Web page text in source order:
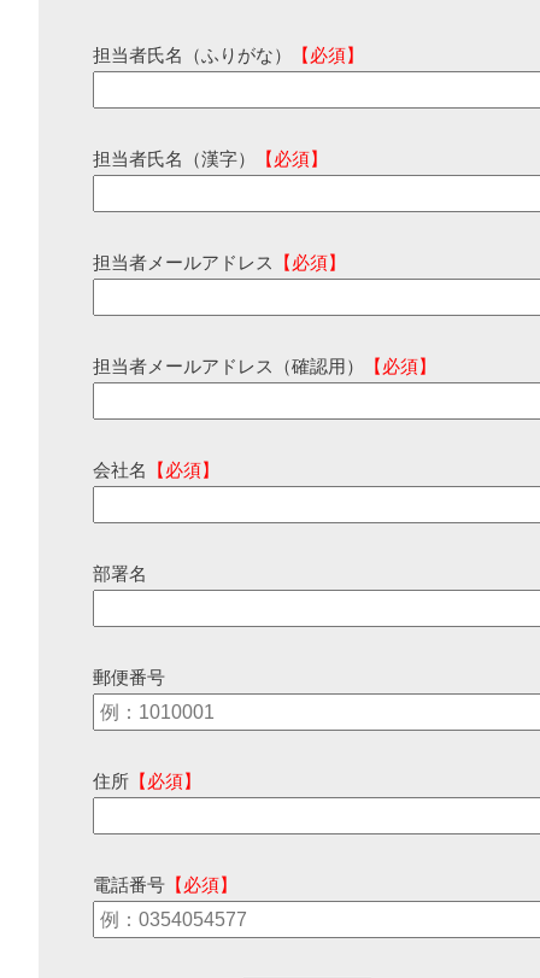
担当者氏名（ふりがな） 【必須】
担当者氏名（漢字） 【必須】
担当者メールアドレス 【必須】
担当者メールアドレス（確認用） 【必須】
会社名 【必須】
部署名
郵便番号
住所 【必須】
電話番号 【必須】